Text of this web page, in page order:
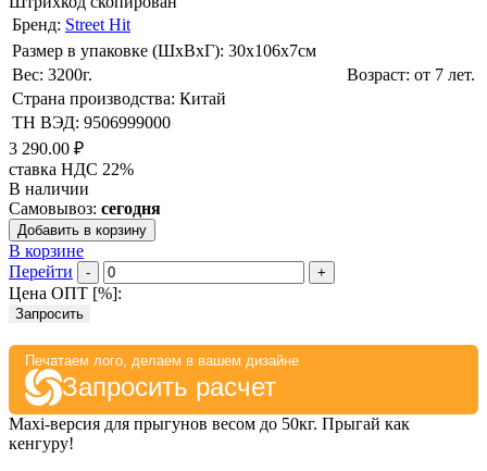
Бренд: Street Hit
Размер в упаковке (ШхВxГ): 30х106х7cм
Вес: 3200г.
Возраст: от 7 лет.
Страна производства: Китай
ТН ВЭД: 9506999000
3 290.00 ₽
ставка НДС 22%
В наличии
Самовывоз: сегодня
Добавить в корзину
В корзине
Перейти
- +
Цена ОПТ [%]:
Запросить
Печатаем лого, делаем в вашем дизайне
Запросить расчет
Maxi-версия для прыгунов весом до 50кг. Прыгай как
кенгуру!